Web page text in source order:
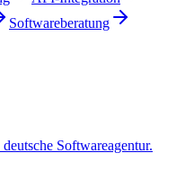
Softwareberatung
Softwareagentur.